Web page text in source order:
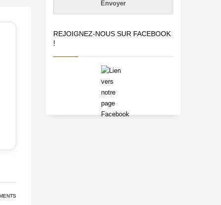
REJOIGNEZ-NOUS SUR FACEBOOK
!